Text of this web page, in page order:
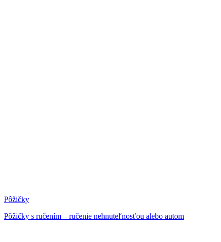
Pôžičky
Pôžičky s ručením – ručenie nehnuteľnosťou alebo autom